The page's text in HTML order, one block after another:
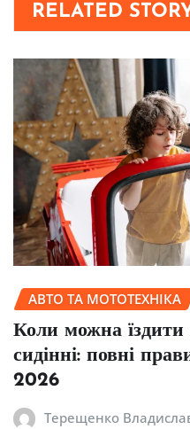
RELATED
АВТО ТА МОТОТЕХНІКА
Коли можна
сидінні: повні
2026
Терещенко